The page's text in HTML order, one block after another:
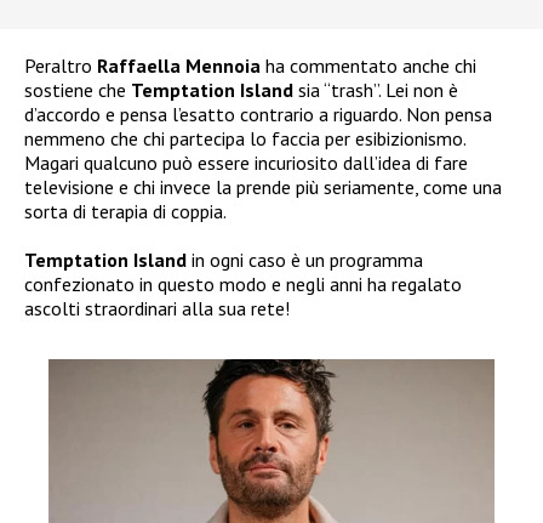
Peraltro Raffaella Mennoia ha commentato anche chi
sostiene che Temptation Island sia “trash”. Lei non è
d’accordo e pensa l’esatto contrario a riguardo. Non pensa
nemmeno che chi partecipa lo faccia per esibizionismo.
Magari qualcuno può essere incuriosito dall’idea di fare
televisione e chi invece la prende più seriamente, come una
sorta di terapia di coppia.
Temptation Island in ogni caso è un programma
confezionato in questo modo e negli anni ha regalato
ascolti straordinari alla sua rete!